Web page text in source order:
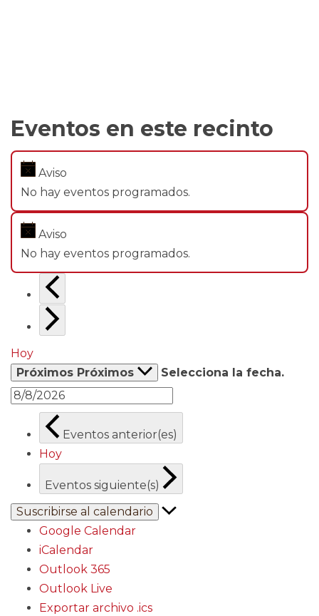
Eventos en este recinto
Aviso
No hay eventos programados.
Aviso
No hay eventos programados.
Hoy
Próximos Próximos Selecciona la fecha.
Eventos anterior(es)
Hoy
Eventos siguiente(s)
Suscribirse al calendario
Google Calendar
iCalendar
Outlook 365
Outlook Live
Exportar archivo .ics